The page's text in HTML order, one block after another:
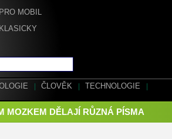
PRO MOBIL
KLASICKY
ČLOVĚK TECHNOLOGIE
MOZKEM DĚLAJÍ RŮZNÁ PÍSMA